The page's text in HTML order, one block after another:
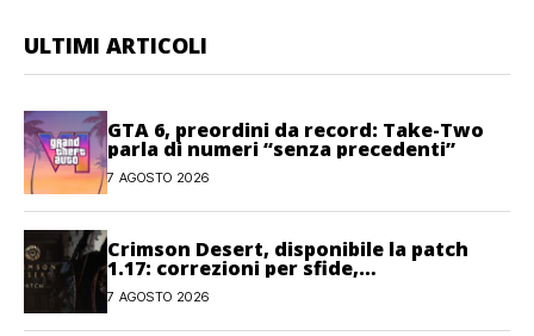
ULTIMI ARTICOLI
GTA 6, preordini da record: Take-Two
parla di numeri “senza precedenti”
7 AGOSTO 2026
Crimson Desert, disponibile la patch
1.17: correzioni per sfide,
combattimento e interfaccia
7 AGOSTO 2026